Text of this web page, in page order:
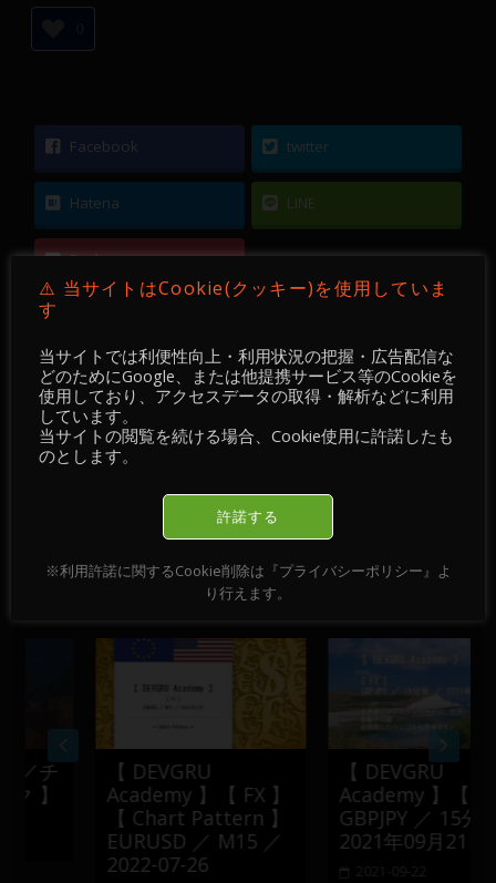
Facebook twitter
Hatena LINE
Pocket
←【 FX ／ チャート・チェック 】2021-06-03 ／
GBPUSD・GBPJPY ＋
おすすめ記事
【 DEVGRU
Academy 】【 FX 】
【 Chart Pattern 】
EURUSD ／ M15 ／
2022-07-26
【 DEVGRU
Academy 】【 FX 】
GBPJPY ／ 15分足 ／
2021年09月21日
2021-09-22
⚠️ 当サイトはCookie(クッキー)を使用していま
す
当サイトでは利便性向上・利用状況の把握・広告配信な
どのためにGoogle、または他提携サービス等のCookieを
使用しており、アクセスデータの取得・解析などに利用
しています。
当サイトの閲覧を続ける場合、Cookie使用に許諾したも
のとします。
許諾する
※利用許諾に関するCookie削除は『プライバシーポリシー』よ
り行えます。